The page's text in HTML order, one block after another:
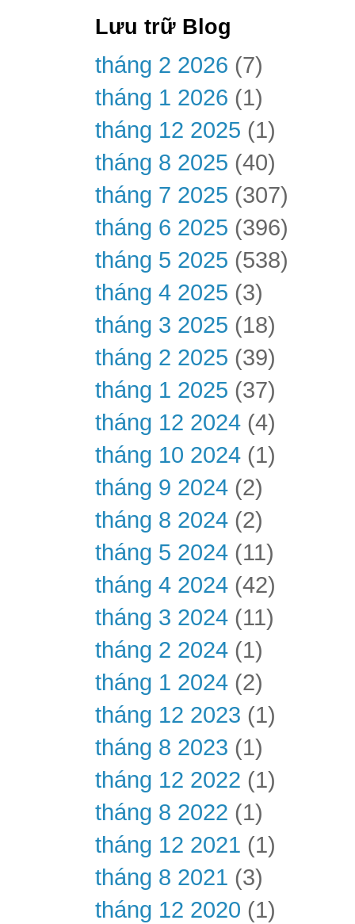
Lưu trữ Blog
tháng 2 2026 (7)
tháng 1 2026 (1)
tháng 12 2025 (1)
tháng 8 2025 (40)
tháng 7 2025 (307)
tháng 6 2025 (396)
tháng 5 2025 (538)
tháng 4 2025 (3)
tháng 3 2025 (18)
tháng 2 2025 (39)
tháng 1 2025 (37)
tháng 12 2024 (4)
tháng 10 2024 (1)
tháng 9 2024 (2)
tháng 8 2024 (2)
tháng 5 2024 (11)
tháng 4 2024 (42)
tháng 3 2024 (11)
tháng 2 2024 (1)
tháng 1 2024 (2)
tháng 12 2023 (1)
tháng 8 2023 (1)
tháng 12 2022 (1)
tháng 8 2022 (1)
tháng 12 2021 (1)
tháng 8 2021 (3)
tháng 12 2020 (1)